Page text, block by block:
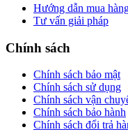
Hướng dẫn mua
Tư vấn giải pháp
Chính sách
Chính sách bảo mật
Chính sách sử dụng
Chính sách vận
Chính sách bảo hành
Chính sách đổi trả